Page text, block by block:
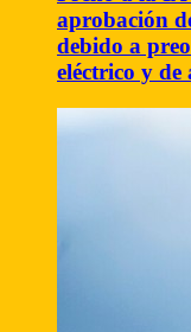
aprobación
debido a
eléctrico y de